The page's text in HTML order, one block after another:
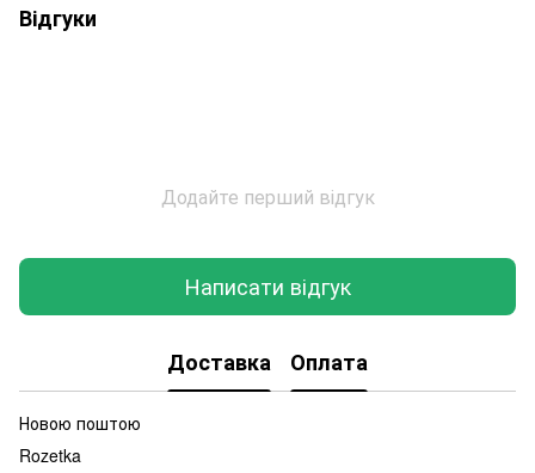
Відгуки
Додайте перший відгук
Написати відгук
Доставка Оплата
Новою поштою
Rozetka